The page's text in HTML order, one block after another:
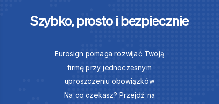
Szybko, prosto i bezpiecznie
Eurosign pomaga rozwijać Twoją
firmę przy jednoczesnym
uproszczeniu obowiązków
Na co czekasz? Przejdź na